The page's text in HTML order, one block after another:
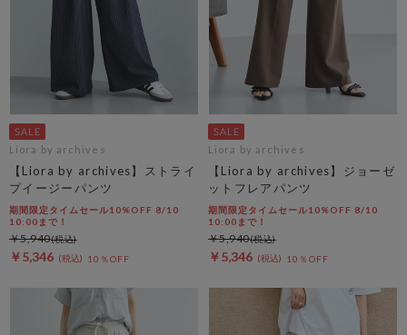
Liora by archives
【Liora by archives】ストライ
プイージーパンツ
期間限定タイムセール10%OFF 8/10
10:00まで！
￥5,346 10％OFF
￥5,940
Liora by archives
【Liora by archives】ジョーゼ
ットフレアパンツ
期間限定タイムセール10%OFF 8/10
10:00まで！
￥5,346 10％OFF
￥5,940